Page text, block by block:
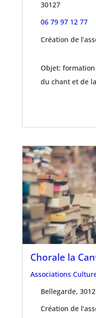
30127
06 79 97 12 77
Création de
Objet: formation
du chant et de
Chorale la
Associations
Bellegarde,
Création de